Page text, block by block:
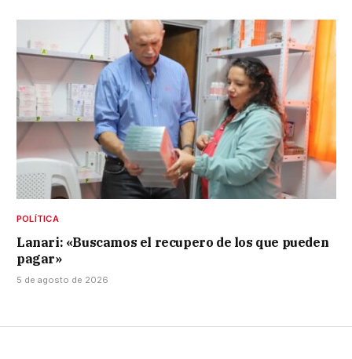
POLÍTICA
Lanari: «Buscamos el recupero de los que pueden
pagar»
5 de agosto de 2026